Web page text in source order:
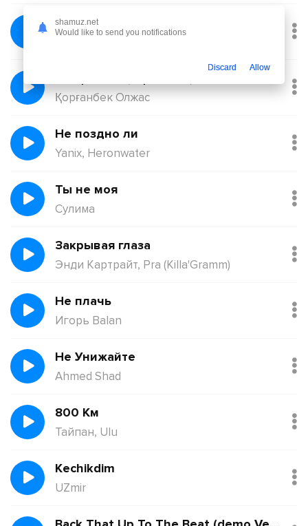
Без тебя
Қорғанбек Олжас
Не поздно ли
Yanix, Heronwater
Ты не моя
Сулима
Закрывая глаза
Энди Картрайт, Pra (Killa'Gramm)
Не плачь
Игорь Balan
Не Унижайте
Ahmed Shad
800 Км
Тайпан, Ulu
Kechikdim
UZmir
shamuz.net
Would like to send you notifications
Discard Allow